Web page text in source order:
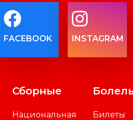
FACEBOOK INSTAGRAM
Сборные
Национальная
Билеты